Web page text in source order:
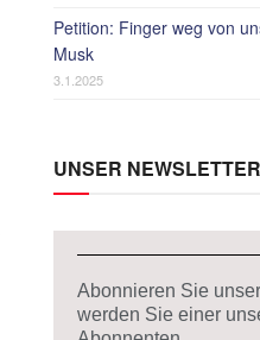
Petition: Finger weg von
Musk
3.1.2025
UNSER NEWSLETTER
Abonnieren Sie
werden Sie einer